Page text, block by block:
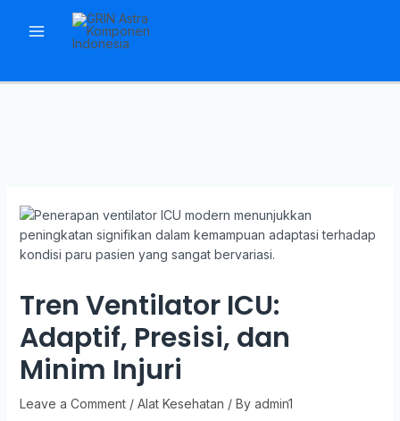
Menu
Tren Ventilator ICU:
Adaptif, Presisi, dan
Minim Injuri
Leave a Comment / Alat Kesehatan / By admin1